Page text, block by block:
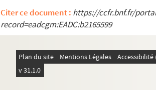
Citer ce document : https://ccfr.bnf.fr/
record=eadcgm:EADC:b2165599
Plan du site Mentions Légales
v 31.1.0